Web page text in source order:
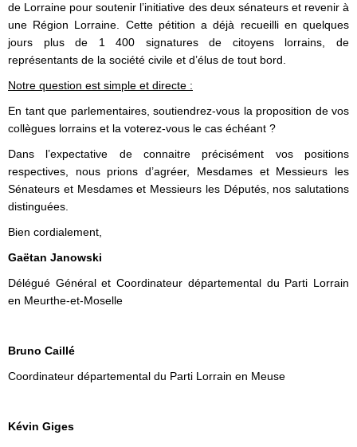
de Lorraine pour soutenir l’initiative des deux sénateurs et revenir à
une Région Lorraine. Cette pétition a déjà recueilli en quelques
jours plus de 1 400 signatures de citoyens lorrains, de
représentants de la société civile et d’élus de tout bord.
Notre question est simple et directe :
En tant que parlementaires, soutiendrez-vous la proposition de vos
collègues lorrains et la voterez-vous le cas échéant ?
Dans l’expectative de connaitre précisément vos positions
respectives, nous prions d’agréer, Mesdames et Messieurs les
Sénateurs et Mesdames et Messieurs les Députés, nos salutations
distinguées.
Bien cordialement,
Gaëtan Janowski
Délégué Général et Coordinateur départemental du Parti Lorrain
en Meurthe-et-Moselle
Bruno Caillé
Coordinateur départemental du Parti Lorrain en Meuse
Kévin Giges